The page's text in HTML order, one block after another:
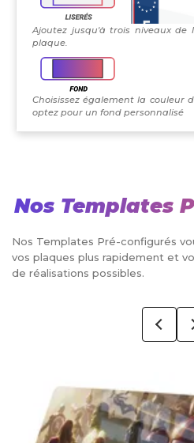
Ajoutez jusqu'à trois niveaux de
plaque.
Choisissez également la couleur
optez pour un fond personnalisé
Nos Templates
Nos Templates Pré-configurés
vos plaques plus rapidement et
de réalisations possibles.